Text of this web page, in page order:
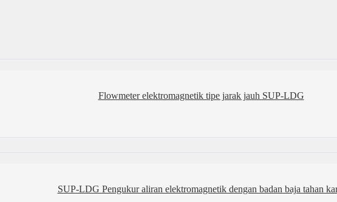
Flowmeter elektromagnetik tipe jarak jauh SUP-LDG
SUP-LDG Pengukur aliran elektromagnetik dengan badan baja tahan